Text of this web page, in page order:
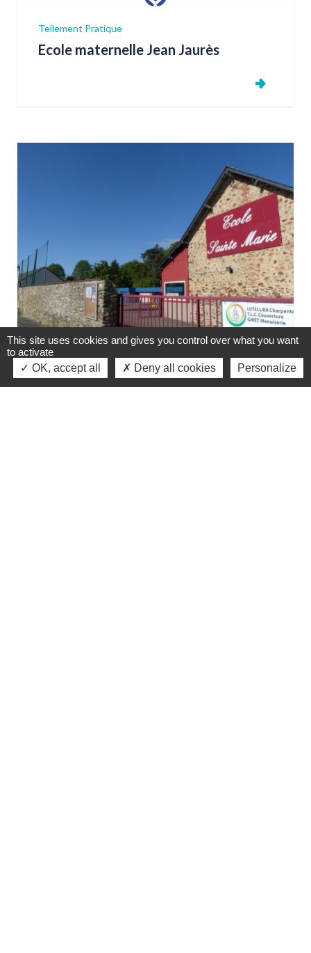
Tellement Pratique
Ecole maternelle Jean Jaurès
This site uses cookies and gives you control over what you want
to activate
OK, accept all
Deny all cookies Personalize